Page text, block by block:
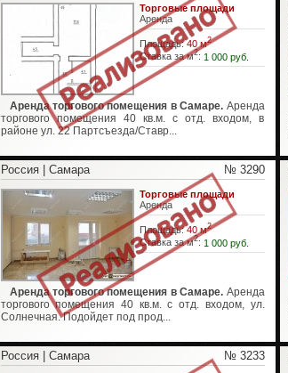
Торговые площади
Аренда
Площадь:40 м2
Ставка за м2: 1 000 руб.
Аренда торгового помещения в Самаре. Аренда
торгового помещения 40 кв.м. с отд. входом, в
районе ул. 22 Партсъезда/Ставр...
Россия | Самара № 3290
Торговые площади
Аренда
Площадь:40 м2
Ставка за м2: 1 000 руб.
Аренда торгового помещения в Самаре. Аренда
торгового помещения 40 кв.м. с отд. входом, ул.
Солнечная. Подойдет под прод...
Россия | Самара № 3233